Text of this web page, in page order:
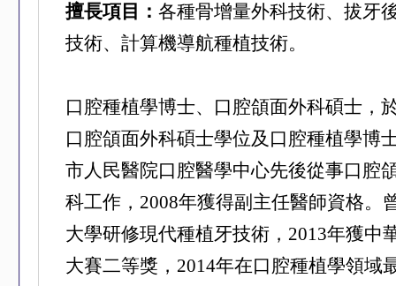
擅長項目： 各種骨增量外科技術、拔牙
技術、計算機導航種植技術。
口腔種植學博士、口腔頜面外科碩士，
口腔頜面外科碩士學位及口腔種植學博
市人民醫院口腔醫學中心先後從事口腔
科工作，2008年獲得副主任醫師資格。
大學研修現代種植牙技術，2013年獲中
大賽二等獎，2014年在口腔種植學領域